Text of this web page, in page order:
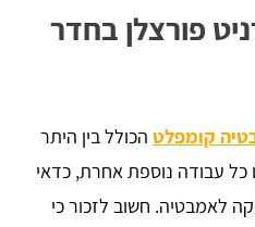
פורצלן בחדר
קומפלט הכולל בין היתר
כל עבודה נוספת אחרת, כדאי
לאמבטיה. חשוב לזכור כי